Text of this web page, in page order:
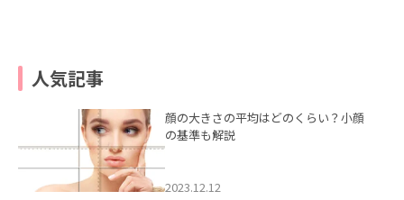
人気記事
顔の大きさの平均はどのくらい？小顔
の基準も解説
2023.12.12